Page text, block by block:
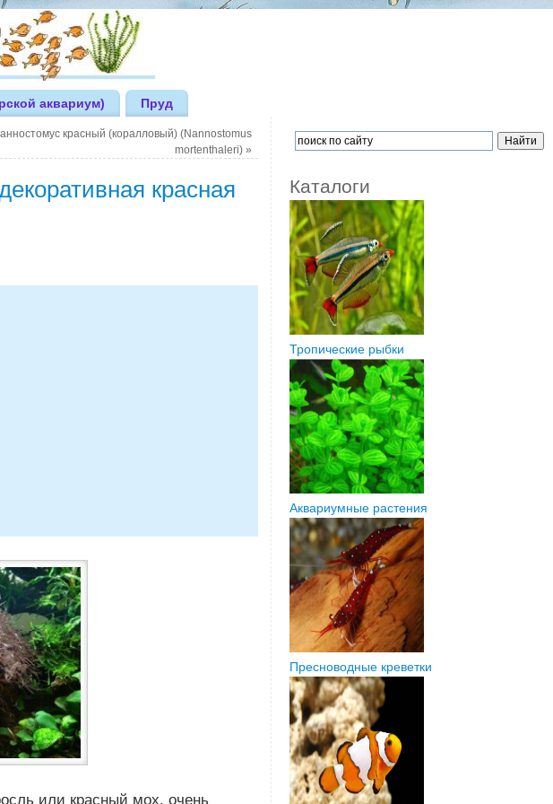
аквариум) Пруд
красный (коралловый) (Nannostomus
mortenthaleri)»
красная
или красный мох, очень
Каталоги
Тропические рыбки
Аквариумные растения
Пресноводные креветки